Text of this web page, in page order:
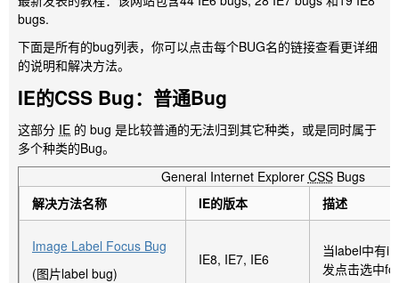
bugs.
下面是所有的bug列表，你可以点击每个BUG名的链接查看更详细
的说明和解决方法。
IE的CSS Bug：普通Bug
这部分 IE 的 bug 是比较普通的无法归到其它种类，或是同时属于
多个种类的Bug。
General Internet Explorer CSSBugs
解决方法名称
IE的版本 描述
Image Label Focus Bug
(图片label bug)
IE8, IE7, IE6
当label中有
发点击选中